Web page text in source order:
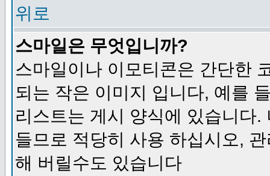
위로
스마일은 무엇입니까?
스마일이나 이모티콘은 간단한
되는 작은 이미지 입니다, 예를
리스트는 게시 양식에 있습니다
들므로 적당히 사용 하십시오,
해 버릴수도 있습니다